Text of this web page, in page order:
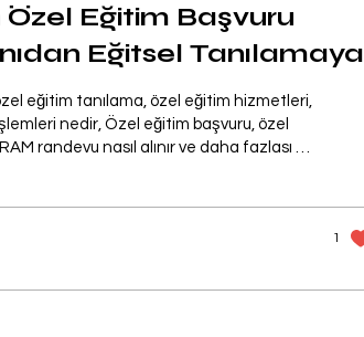
Eğitim Başvuru
Eğitsel Tanılamaya
eğitim tanılama, özel eğitim hizmetleri,
randevu nasıl alınır ve daha fazlası bu
1